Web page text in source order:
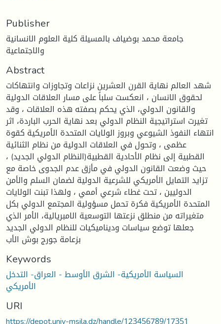
Publisher
جامعة محمد بوضياف بالمسيلة كلية العلوم الانسانية
والاجتماعية
Abstract
شهد العالم نهاية القرن العشرين نزاعات وتجاوزات وانتهاكات
لحقوق الانسان ، انعكست سلباً على مسار العلاقات الدولية
والقانون الدولي، الذي يحكم بصفته هذه العلاقات ، وقد
تغيرت استراتيجية النظام الدولي بعد نهاية الحرب الباردة، اثر
انتهاء النفوذ الشيوعي وبروز الولايات المتحدة الأمريكية كقوة
عظمى ، وتحول في العلاقات الدولية من نظام الثنائية
القطبية إلى نظام الأحادية القطبية(النظام الدولي الجديد) ،
حيث وضعت القانون الدولي في مأزق عدم الجدوى خاصة مع
تزايد التمايل الأمريكي للشرعية الدولية لضمان السلم والأمن
الدوليين ، تحت غطاء شرعي أممي ، ولهذا تبنت الولايات
المتحدة الأمريكية فكرة تحمل مسؤولية المجتمع الدولي بكل
متغيراته من منطلق نزعتها التوسعية الامبريالية، الأمر الذي
جعلها توضع سياسات وديناميكيات للنظام الدولي الجديد
بزعامة جورج بوش الأب
Keywords
السياسة الأمريكية- الشرق الأوسط - العراق- التدخل
الأمريكي
URI